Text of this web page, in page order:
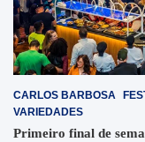
CARLOS BARBOSA
VARIEDADES
Primeiro final de